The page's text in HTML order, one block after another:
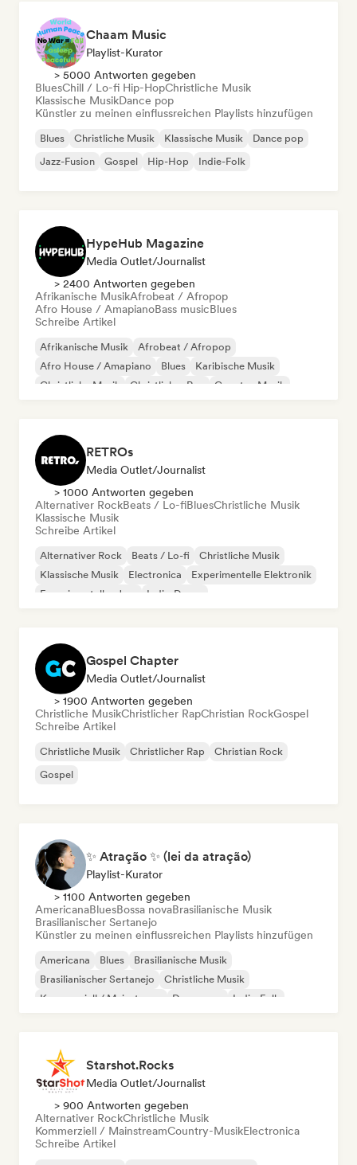
Chaam Music
Playlist-Kurator
> 5000 Antworten gegeben
BluesChill / Lo-fi Hip-HopChristliche Musik
Klassische MusikDance pop
Künstler zu meinen einflussreichen Playlists hinzufügen
Blues Christliche Musik Klassische Musik
Dance pop
Jazz-Fusion
Gospel Hip-Hop Indie-Folk
HypeHub Magazine
Media Outlet/Journalist
> 2400 Antworten gegeben
Afrikanische MusikAfrobeat / Afropop
Afro House / AmapianoBass musicBlues
Schreibe Artikel
Afrikanische Musik
Afrobeat / Afropop
Afro House / Amapiano
Blues
Karibische Musik
Christliche Musik
Christlicher Rap Country-Musik
RETROs
Media Outlet/Journalist
> 1000 Antworten gegeben
Alternativer RockBeats / Lo-fiBluesChristliche Musik
Klassische Musik
Schreibe Artikel
Alternativer Rock Beats / Lo-fi
Christliche Musik
Klassische Musik
Electronica
Experimentelle Elektronik
Experimenteller Jazz
Indie-Dance
Gospel Chapter
Media Outlet/Journalist
> 1900 Antworten gegeben
Christliche MusikChristlicher RapChristian RockGospel
Schreibe Artikel
Christliche Musik Christlicher Rap
Christian Rock
Gospel
✨ Atração ✨ (lei da atração)
Playlist-Kurator
> 1100 Antworten gegeben
AmericanaBluesBossa novaBrasilianische Musik
Brasilianischer Sertanejo
Künstler zu meinen einflussreichen Playlists hinzufügen
Americana Blues
Brasilianische Musik
Brasilianischer Sertanejo
Christliche Musik
Kommerziell / Mainstream
Dance pop Indie-Folk
Starshot.Rocks
Media Outlet/Journalist
> 900 Antworten gegeben
Alternativer RockChristliche Musik
Kommerziell / MainstreamCountry-MusikElectronica
Schreibe Artikel